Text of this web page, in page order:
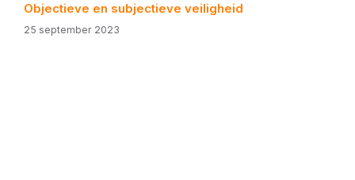
Objectieve en subjectieve veiligheid
25 september 2023